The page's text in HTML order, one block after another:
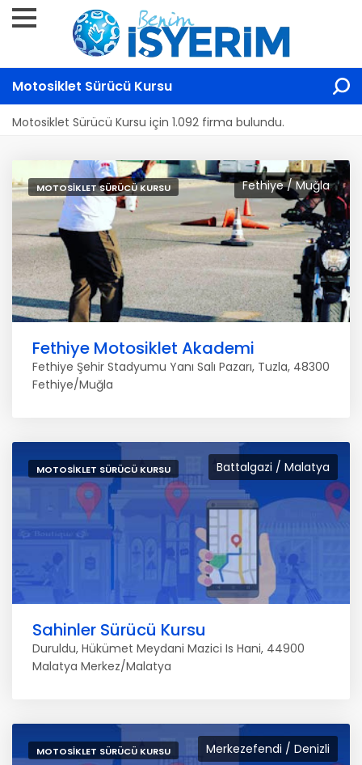
Motosiklet Sürücü Kursu
Motosiklet Sürücü Kursu için 1.092 firma bulundu.
Fethiye / Muğla
MOTOSIKLET SÜRÜCÜ KURSU
Fethiye Motosiklet Akademi
Fethiye Şehir Stadyumu Yanı Salı Pazarı, Tuzla, 48300
Fethiye/Muğla
Battalgazi / Malatya
MOTOSIKLET SÜRÜCÜ KURSU
Sahinler Sürücü Kursu
Duruldu, Hükümet Meydani Mazici Is Hani, 44900
Malatya Merkez/Malatya
Merkezefendi / Denizli
MOTOSIKLET SÜRÜCÜ KURSU